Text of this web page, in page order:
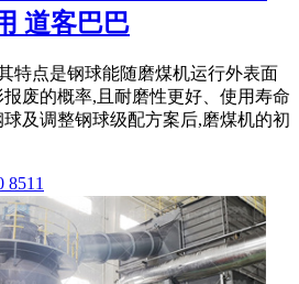
道客巴巴
特点是钢球能随磨煤机运行外表面
废的概率,且耐磨性更好、使用寿命
及调整钢球级配方案后,磨煤机的初
8511